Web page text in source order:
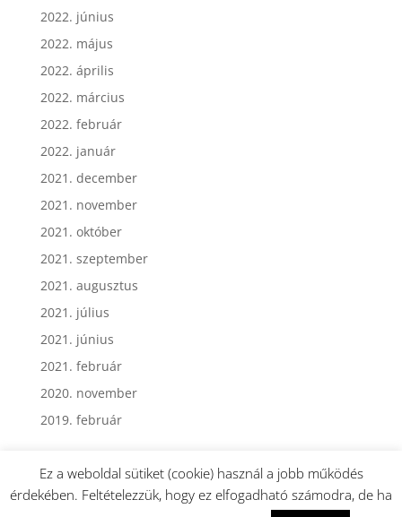
2022. június
2022. május
2022. április
2022. március
2022. február
2022. január
2021. december
2021. november
2021. október
2021. szeptember
2021. augusztus
2021. július
2021. június
2021. február
2020. november
2019. február
Ez a weboldal sütiket (cookie) használ a jobb működés
érdekében. Feltételezzük, hogy ez elfogadható számodra, de ha